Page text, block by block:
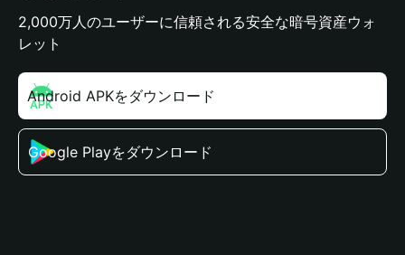
2,000万人のユーザーに信頼される安全な暗号資産ウォ
レット
Android APKをダウンロード
Google Playをダウンロード